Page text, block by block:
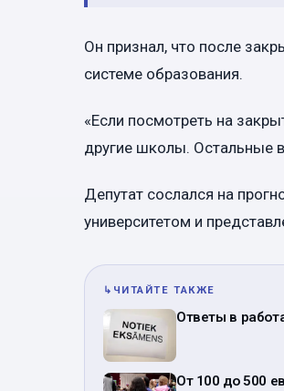
Он признал, что после
системе образования.
«Если посмотреть на
другие школы. Остальные
Депутат сослался на
университетом и
↳ ЧИТАЙТЕ ТАКЖЕ
Ответы в
От 100 до 500